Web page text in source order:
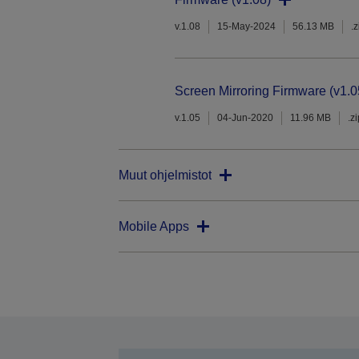
v.1.08 15-May-2024 56.13 MB
Screen Mirroring Firmware
v.1.05 04-Jun-2020 11.96 MB
Muut ohjelmistot
Mobile Apps